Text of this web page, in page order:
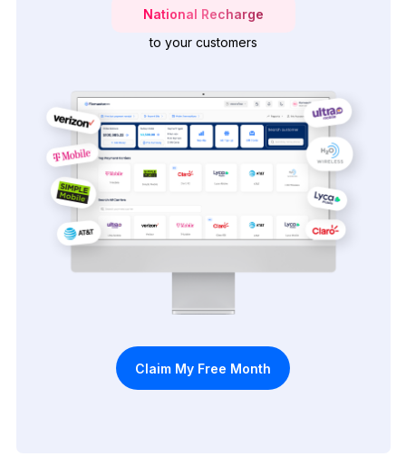
National Recharge
to your customers
Claim My Free Month